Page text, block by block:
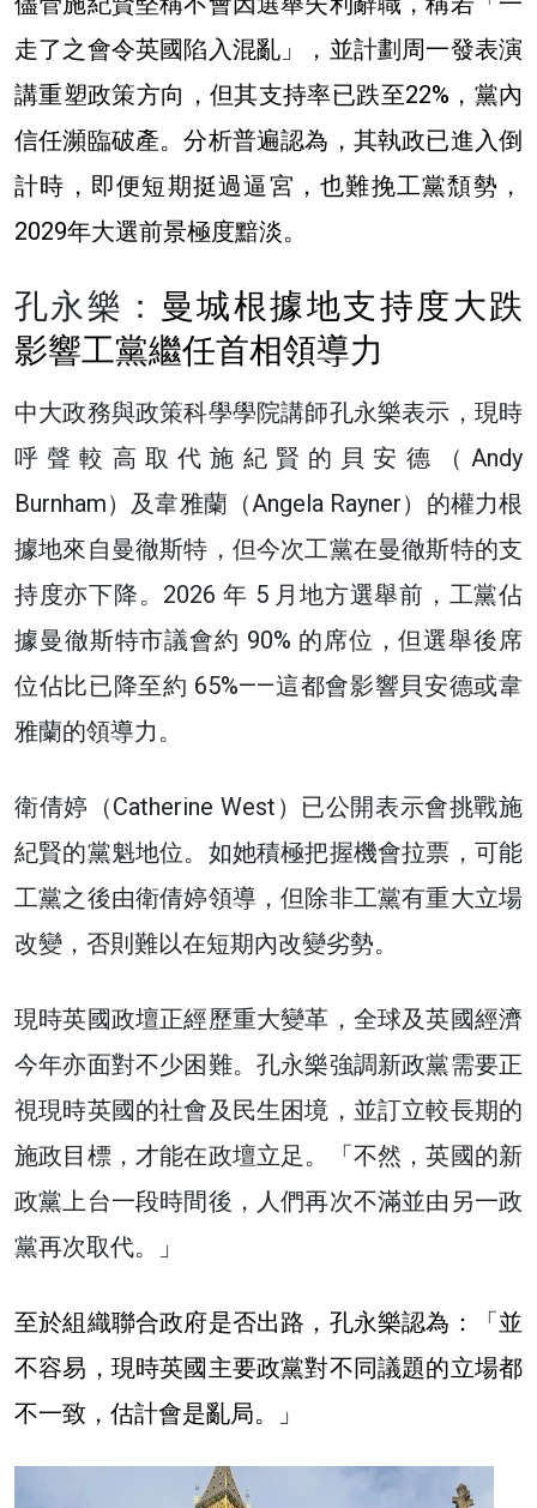
走了之會令英國陷入混亂」，並計劃周一發表演
講重塑政策方向，但其支持率已跌至22%，黨內
信任瀕臨破產。分析普遍認為，其執政已進入倒
計時，即便短期挺過逼宮，也難挽工黨頹勢，
2029年大選前景極度黯淡。
孔永樂： 曼城根據地支持度大跌
影響工黨繼任首相領導力
中大政務與政策科學學院講師孔永樂表示，現時
呼聲較高取代施紀賢的貝安德（Andy
Burnham）及韋雅蘭（Angela Rayner）的權力根
據地來自曼徹斯特，但今次工黨在曼徹斯特的支
持度亦下降。2026 年 5 月地方選舉前，工黨佔
據曼徹斯特市議會約 90% 的席位，但選舉後席
位佔比已降至約 65%——這都會影響貝安德或韋
雅蘭的領導力。
衛倩婷（Catherine West）已公開表示會挑戰施
紀賢的黨魁地位。如她積極把握機會拉票，可能
工黨之後由衛倩婷領導，但除非工黨有重大立場
改變，否則難以在短期內改變劣勢。
現時英國政壇正經歷重大變革，全球及英國經濟
今年亦面對不少困難。孔永樂強調新政黨需要正
視現時英國的社會及民生困境，並訂立較長期的
施政目標，才能在政壇立足。
「不然，英國的新
政黨上台一段時間後，人們再次不滿並由另一政
黨再次取代。
」
至於組織聯合政府是否出路，孔永樂認為：「並
不容易，現時英國主要政黨對不同議題的立場都
不一致，估計會是亂局。」